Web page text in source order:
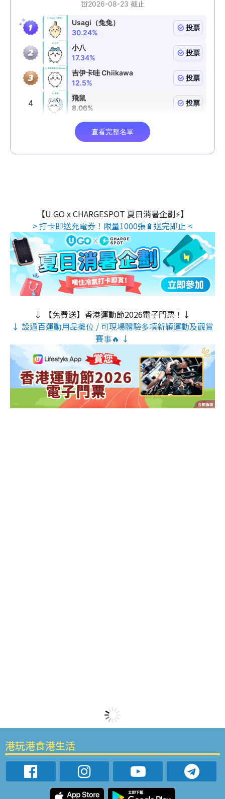
【U GO x CHARGESPOT 夏日消暑企劃⚡】
> 打卡即送充電券！限量1000張🔋送完即止 <
↓ 【免費送】香港運動節2026電子門票！↓
↓ 設過百運動用品攤位 / 可現場體驗多項新穎運動及觀賞
賽事🔥 ↓
港玩港食港生活